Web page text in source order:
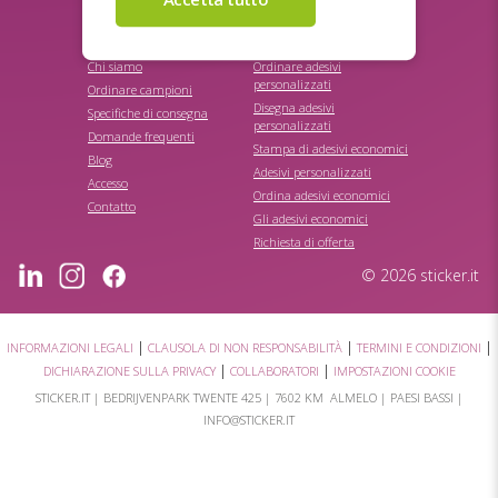
Chi siamo
Ordinare campioni
Specifiche di consegna
Domande frequenti
Blog
Accesso
Contatto
Ordinare adesivi
personalizzati
Disegna adesivi
personalizzati
Stampa di adesivi economici
Adesivi personalizzati
Ordina adesivi economici
Gli adesivi economici
Richiesta di offerta
© 2026 sticker.it
INFORMAZIONI LEGALI | CLAUSOLA DI NON RESPONSABILITÀ|TERMINI E CONDIZIONI |
DICHIARAZIONE SULLA PRIVACY| COLLABORATORI | IMPOSTAZIONI COOKIE
STICKER.IT | BEDRIJVENPARK TWENTE 425| 7602 KM ALMELO| PAESI BASSI |
INFO@STICKER.IT